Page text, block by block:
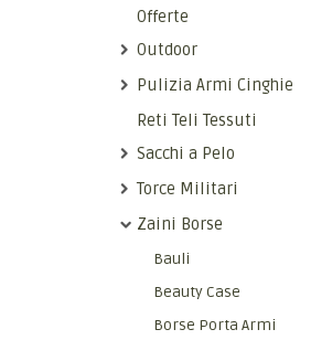
Offerte
Outdoor
Pulizia Armi Cinghie
Reti Teli Tessuti
Sacchi a Pelo
Torce Militari
Zaini Borse
Bauli
Beauty Case
Borse Porta Armi